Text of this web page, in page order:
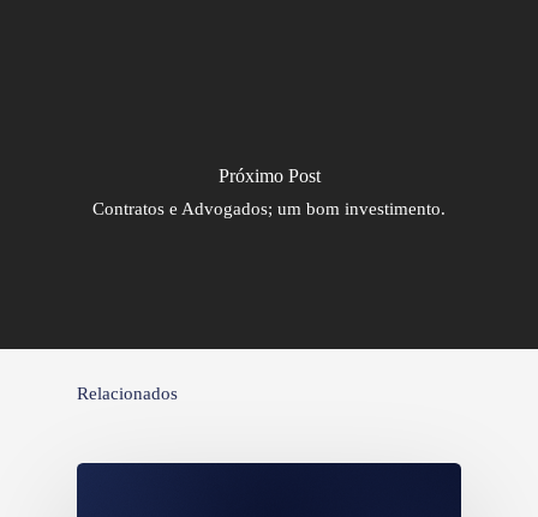
Próximo Post
Contratos e Advogados; um bom investimento.
Relacionados